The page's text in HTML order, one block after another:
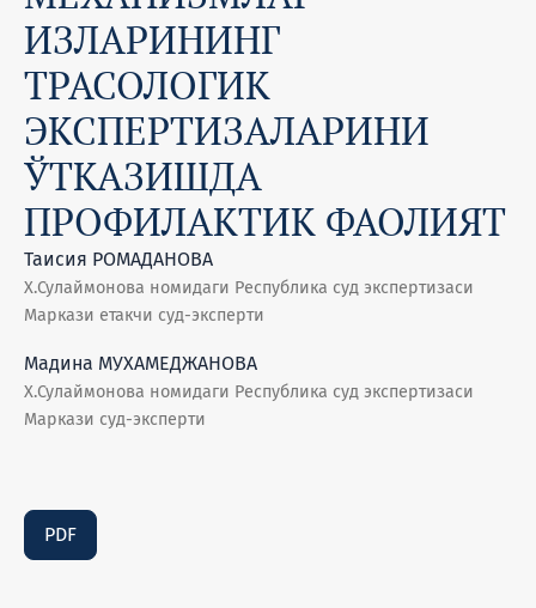
ИЗЛАРИНИНГ
ТРАСОЛОГИК
ЭКСПЕРТИЗАЛАРИНИ
ЎТКАЗИШДА
ПРОФИЛАКТИК ФАОЛИЯТ
Таисия РОМАДАНОВА
Х.Сулаймонова номидаги Республика суд экспертизаси
Маркази етакчи суд-эксперти
Мадина МУХАМЕДЖАНОВА
Х.Сулаймонова номидаги Республика суд экспертизаси
Маркази суд-эксперти
PDF